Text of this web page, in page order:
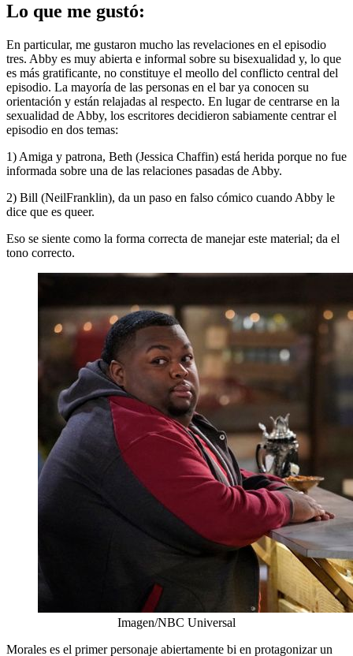
Lo que me gustó:
En particular, me gustaron mucho las revelaciones en el episodio
tres. Abby es muy abierta e informal sobre su bisexualidad y, lo que
es más gratificante, no constituye el meollo del conflicto central del
episodio. La mayoría de las personas en el bar ya conocen su
orientación y están relajadas al respecto. En lugar de centrarse en la
sexualidad de Abby, los escritores decidieron sabiamente centrar el
episodio en dos temas:
1) Amiga y patrona, Beth (Jessica Chaffin) está herida porque no fue
informada sobre una de las relaciones pasadas de Abby.
2) Bill (NeilFranklin), da un paso en falso cómico cuando Abby le
dice que es queer.
Eso se siente como la forma correcta de manejar este material; da el
tono correcto.
Imagen/NBC Universal
Morales es el primer personaje abiertamente bi en protagonizar un